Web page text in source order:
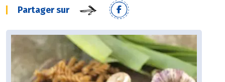
Partager sur